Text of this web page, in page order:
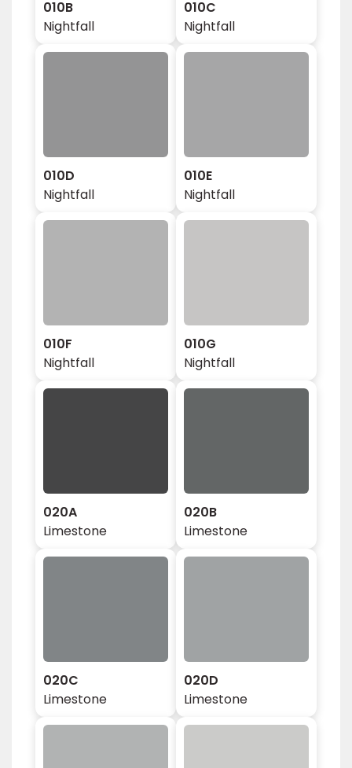
010B
Nightfall
010C
Nightfall
010D
Nightfall
010E
Nightfall
010F
Nightfall
010G
Nightfall
020A
Limestone
020B
Limestone
020C
Limestone
020D
Limestone